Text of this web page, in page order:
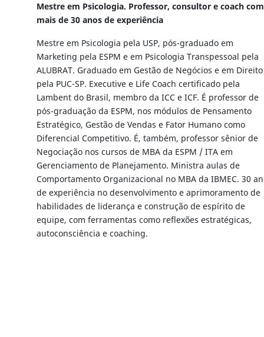
Mestre em Psicologia. Professor, consultor e coach com
mais de 30 anos de experiência
Mestre em Psicologia pela USP, pós-graduado em
Marketing pela ESPM e em Psicologia Transpessoal pela
ALUBRAT. Graduado em Gestão de Negócios e em Direito
pela PUC-SP. Executive e Life Coach certificado pela
Lambent do Brasil, membro da ICC e ICF. É professor de
pós-graduação da ESPM, nos módulos de Pensamento
Estratégico, Gestão de Vendas e Fator Humano como
Diferencial Competitivo. É, também, professor sênior de
Negociação nos cursos de MBA da ESPM / ITA em
Gerenciamento de Planejamento. Ministra aulas de
Comportamento Organizacional no MBA da IBMEC. 30
de experiência no desenvolvimento e aprimoramento de
habilidades de liderança e construção de espírito de
equipe, com ferramentas como reflexões estratégicas,
autoconsciência e coaching.